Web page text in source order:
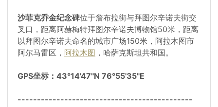
沙菲克乔金纪念碑位于詹布拉街与拜图尔辛诺夫街交
叉口，距离阿赫梅特拜图尔辛诺夫博物馆50米，距离
以拜图尔辛诺夫命名的城市广场150米，阿拉木图市
阿尔马雷区， 阿拉木图 ，哈萨克斯坦共和国。
GPS坐标：43°14'47"N 76°55'35"E
---------------------------------------------